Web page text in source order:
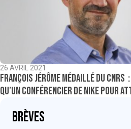
26 AVRIL 2021
François Jérôme Médaillé du CNRS
qu’un conférencier de Nike pour
Brèves